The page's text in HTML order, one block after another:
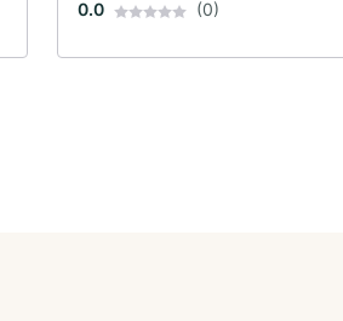
0.0 (0)